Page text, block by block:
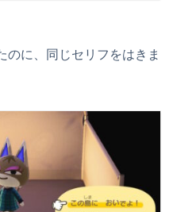
のに、同じセリフをはきま